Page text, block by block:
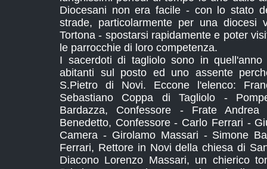
Diocesani non era facile - con lo stato
strade, particolarmente per una diocesi
Tortona - spostarsi rapidamente e poter
le parrocchie di loro competenza.
I sacerdoti di tagliolo sono in
abitanti sul posto ed uno assente
S.Pietro di Novi. Eccone l'elenco:
Sebastiano Coppa di Tagliolo -
Bardazza, Confessore - Frate
Benedetto, Confessore - Carlo Ferrari -
Camera - Girolamo Massari - Simone
Ferrari, Rettore in Novi della chiesa di
Diacono Lorenzo Massari, un chierico